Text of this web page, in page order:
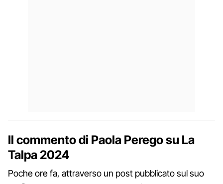
Il commento di Paola Perego su La
Talpa 2024
Poche ore fa, attraverso un post pubblicato sul suo